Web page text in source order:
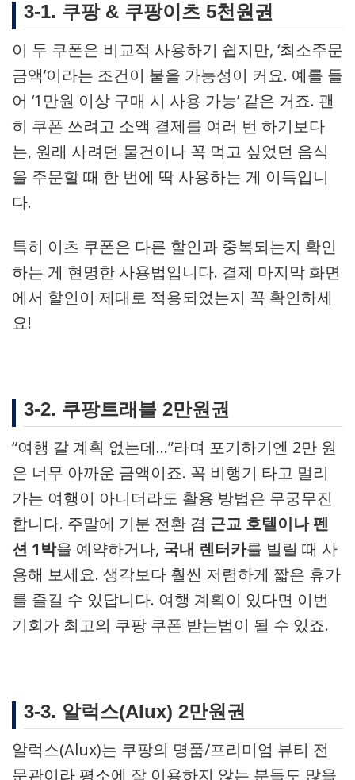
3-1. 쿠팡 & 쿠팡이츠 5천원권
이 두 쿠폰은 비교적 사용하기 쉽지만, ‘최소주문
금액’이라는 조건이 붙을 가능성이 커요. 예를 들
어 ‘1만원 이상 구매 시 사용 가능’ 같은 거죠. 괜
히 쿠폰 쓰려고 소액 결제를 여러 번 하기보다
는, 원래 사려던 물건이나 꼭 먹고 싶었던 음식
을 주문할 때 한 번에 딱 사용하는 게 이득입니
다.
특히 이츠 쿠폰은 다른 할인과 중복되는지 확인
하는 게 현명한 사용법입니다. 결제 마지막 화면
에서 할인이 제대로 적용되었는지 꼭 확인하세
요!
3-2. 쿠팡트래블 2만원권
“여행 갈 계획 없는데…”라며 포기하기엔 2만 원
은 너무 아까운 금액이죠. 꼭 비행기 타고 멀리
가는 여행이 아니더라도 활용 방법은 무궁무진
합니다. 주말에 기분 전환 겸 근교 호텔이나 펜
션 1박을 예약하거나, 국내 렌터카를 빌릴 때 사
용해 보세요. 생각보다 훨씬 저렴하게 짧은 휴가
를 즐길 수 있답니다. 여행 계획이 있다면 이번
기회가 최고의 쿠팡 쿠폰 받는법이 될 수 있죠.
3-3. 알럭스(Alux) 2만원권
알럭스(Alux)는 쿠팡의 명품/프리미엄 뷰티 전
문관이라 평소에 잘 이용하지 않는 분들도 많을